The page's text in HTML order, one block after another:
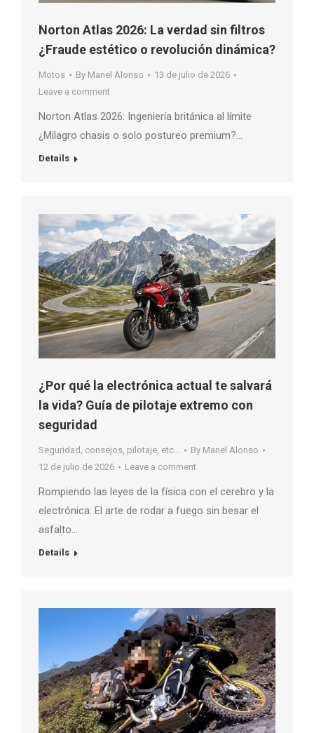
Norton Atlas 2026: La verdad sin filtros
¿Fraude estético o revolución dinámica?
Motos By Manel Alonso
13 de julio de 2026
Leave a comment
Norton Atlas 2026: Ingeniería británica al límite
¿Milagro chasis o solo postureo premium?…
Details
¿Por qué la electrónica actual te salvará
la vida? Guía de pilotaje extremo con
seguridad
Seguridad, consejos, pilotaje, etc... By Manel Alonso
12 de julio de 2026
Leave a comment
Rompiendo las leyes de la física con el cerebro y la
electrónica: El arte de rodar a fuego sin besar el
asfalto…
Details